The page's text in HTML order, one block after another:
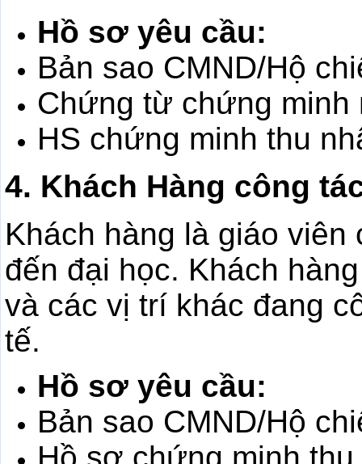
Hồ sơ yêu cầu:
Bản sao CMND/Hộ
Chứng từ chứng
HS chứng minh thu
4. Khách Hàng công
Khách hàng là giáo
đến đại học. Khách
và các vị trí khác đang
tế.
Hồ sơ yêu cầu:
Bản sao CMND/Hộ
Hồ sơ chứng minh